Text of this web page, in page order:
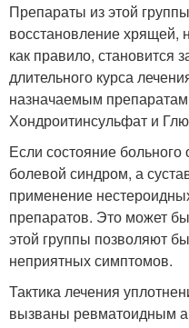
Препараты из этой
восстановление хрящей,
как правило, становится
длительного курса
назначаемым препаратам
Хондроитинсульфат и
Если состояние больного
болевой синдром, а
применение
препаратов. Это может
этой группы позволяют
неприятных симптомов.
Тактика лечения
вызваны ревматоидным